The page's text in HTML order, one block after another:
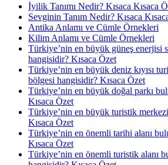
İyilik Tanımı Nedir? Kısaca Kısaca
Sevginin Tanım Nedir? Kısaca
Antika Anlamı ve Cümle Örnekleri
Kilim Anlamı ve Cümle Örnekleri
Türkiye’nin en büyük güneş enerjisi
hangisidir? Kısaca Özet
Türkiye’nin en büyük deniz kıyısı
bölgesi hangisidir? Kısaca Özet
Türkiye’nin en büyük doğal parkı
Kısaca Özet
Türkiye’nin en büyük turistik
Kısaca Özet
Türkiye’nin en önemli tarihi alanı
Kısaca Özet
Türkiye’nin en önemli turistik alanı